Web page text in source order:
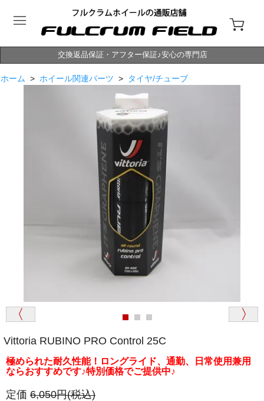
交換返品保証・アフター保証♪安心の専門店
ホーム > ホイール関連パーツ > タイヤ/チューブ
Vittoria RUBINO PRO Control 25C
極められた耐久性能！ロングライド、通勤、日常使用兼用
ならおすすめです♪特別価格でご提供中♪
定価 6,050円(税込)